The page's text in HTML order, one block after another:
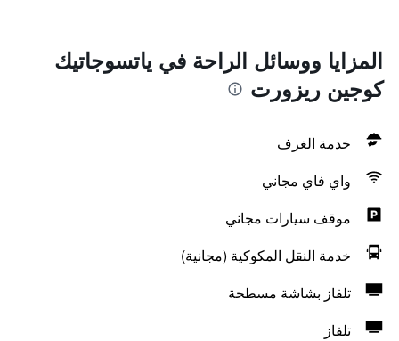
المزايا ووسائل الراحة في ياتسوجاتيك
كوجين ريزورت
خدمة الغرف
واي فاي مجاني
موقف سيارات مجاني
خدمة النقل المكوكية (مجانية)
تلفاز بشاشة مسطحة
تلفاز